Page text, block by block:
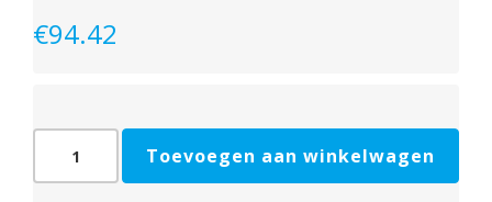
€94.42
veiligheidsbeslag
Curver
S-
Toevoegen aan winkelwagen